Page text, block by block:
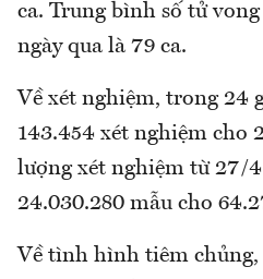
ca. Trung bình số tử
ngày qua là 79 ca.
Về xét nghiệm, trong 24
143.454 xét nghiệm cho
lượng xét nghiệm từ 27/
24.030.280 mẫu cho
Về tình hình tiêm chủng,